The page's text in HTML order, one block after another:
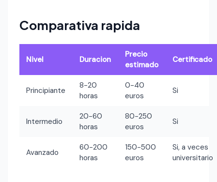
Comparativa rapida
Nivel Duracion
Precio
estimado
Certificado
Principiante
8-20
horas
0-40
euros
Si
Intermedio
20-60
horas
80-250
euros
Si
Avanzado
60-200
horas
150-500
euros
Si, a veces
universitario